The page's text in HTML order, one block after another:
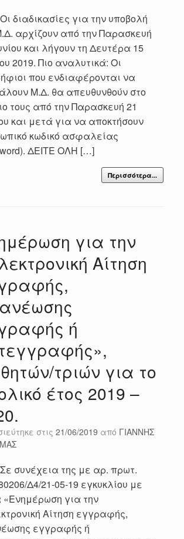
για την υποβολή
αρχίζουν από την Παρασκευή
και λήγουν τη Δευτέρα 15
2019. Πιο αναλυτικά: Οι
που ενδιαφέρονται να
Μ.Δ. θα απευθυνθούν στο
τους από την Παρασκευή 21
και μετά για να αποκτήσουν
κωδικό ασφαλείας
ΔΕΙΤΕ ΟΛΗ […]
Περισσότερα...
για την
Αίτηση
ή
τριών για το
έτος 2019 –
στις 21/06/2019 από ΓΙΑΝΝΗΣ
της με αρ. πρωτ.
Δ4/21-05-19 εγκυκλίου με
για την
Αίτηση εγγραφής,
εγγραφής ή